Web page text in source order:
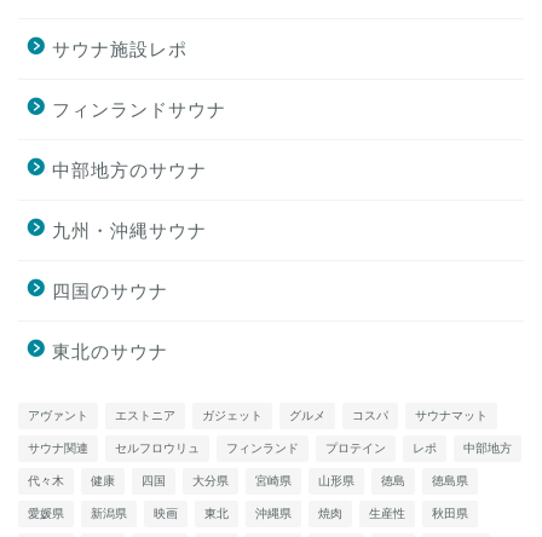
サウナ施設レポ
フィンランドサウナ
中部地方のサウナ
九州・沖縄サウナ
四国のサウナ
東北のサウナ
アヴァント エストニア ガジェット グルメ コスパ サウナマット
サウナ関連 セルフロウリュ フィンランド プロテイン レポ 中部地方
代々木 健康 四国 大分県 宮崎県 山形県 徳島 徳島県
愛媛県 新潟県 映画 東北 沖縄県 焼肉 生産性 秋田県